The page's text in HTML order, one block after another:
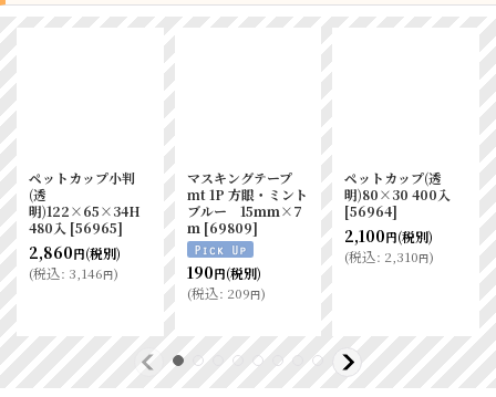
ペットカップ小判
(透
明)122×65×34H
480入 [56965]
2,860円(税別)
(税込: 3,146円)
マスキングテープ
mt 1P 方眼・ミント
ブルー 15ｍｍ×7
ｍ [69809]
190円(税別)
(税込: 209円)
ペットカップ(透
明)80×30 400入
[56964]
2,100円(税別)
(税込: 2,310円)